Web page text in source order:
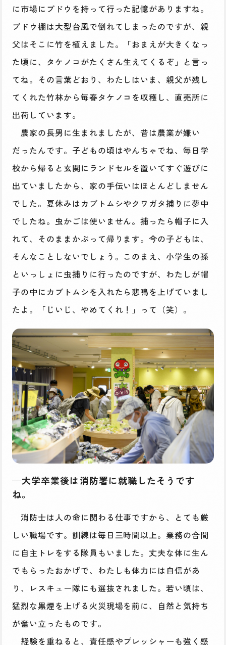
に市場にブドウを持って行った記憶がありますね。
ブドウ棚は大型台風で倒れてしまったのですが、親
父はそこに竹を植えました。「おまえが大きくなっ
た頃に、タケノコがたくさん生えてくるぞ」と言っ
てね。その言葉どおり、わたしはいま、親父が残し
てくれた竹林から毎春タケノコを収穫し、直売所に
出荷しています。
農家の長男に生まれましたが、昔は農業が嫌い
だったんです。子どもの頃はやんちゃでね、毎日学
校から帰ると玄関にランドセルを置いてすぐ遊びに
出ていましたから、家の手伝いはほとんどしません
でした。夏休みはカブトムシやクワガタ捕りに夢中
でしたね。虫かごは使いません。捕ったら帽子に入
れて、そのままかぶって帰ります。今の子どもは、
そんなことしないでしょう。このまえ、小学生の孫
といっしょに虫捕りに行ったのですが、わたしが帽
子の中にカブトムシを入れたら悲鳴を上げていまし
たよ。「じいじ、やめてくれ！」って（笑）。
─大学卒業後は消防署に就職したそうです
ね。
消防士は人の命に関わる仕事ですから、とても厳
しい職場です。訓練は毎日三時間以上。業務の合間
に自主トレをする隊員もいました。丈夫な体に生ん
でもらったおかげで、わたしも体力には自信があ
り、レスキュー隊にも選抜されました。若い頃は、
猛烈な黒煙を上げる火災現場を前に、自然と気持ち
が奮い立ったものです。
経験を重ねると、責任感やプレッシャーも強く感